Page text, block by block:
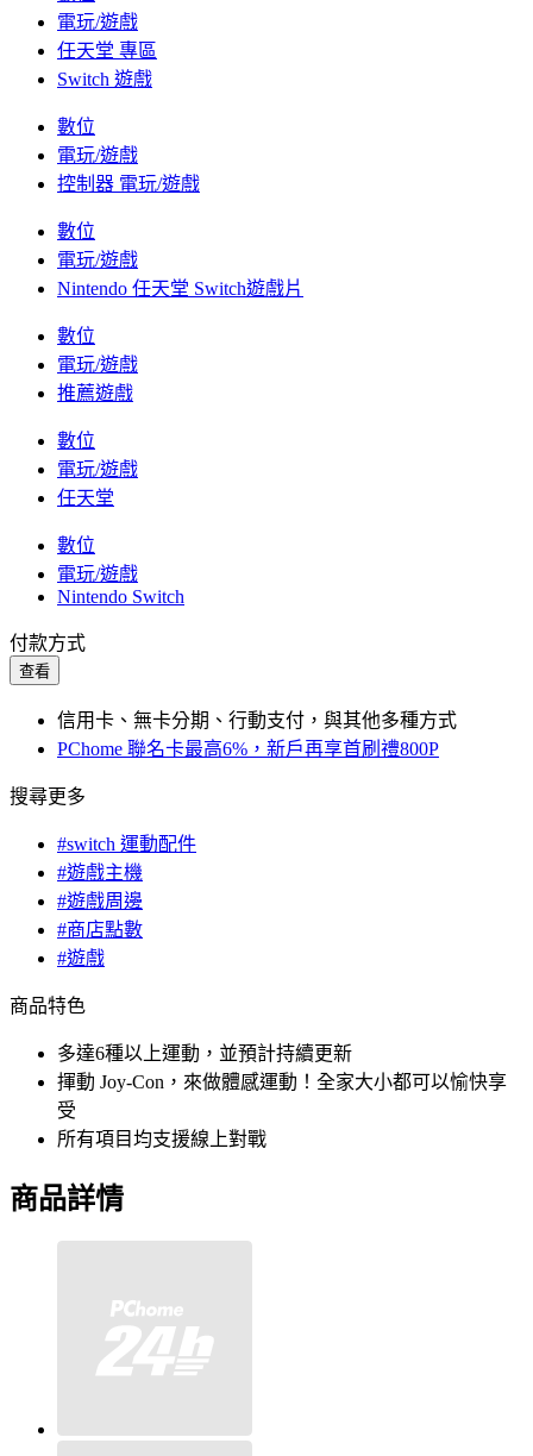
電玩/遊戲
任天堂 專區
Switch 遊戲
數位
電玩/遊戲
控制器 電玩/遊戲
數位
電玩/遊戲
Nintendo 任天堂 Switch遊戲片
數位
電玩/遊戲
推薦遊戲
數位
電玩/遊戲
任天堂
數位
電玩/遊戲
Nintendo Switch
付款方式
查看
信用卡、無卡分期、行動支付，與其他多種方式
PChome 聯名卡最高6%，新戶再享首刷禮800P
搜尋更多
#switch 運動配件
#遊戲主機
#遊戲周邊
#商店點數
#遊戲
商品特色
多達6種以上運動，並預計持續更新
揮動 Joy-Con，來做體感運動！全家大小都可以愉快享
受
所有項目均支援線上對戰
商品詳情